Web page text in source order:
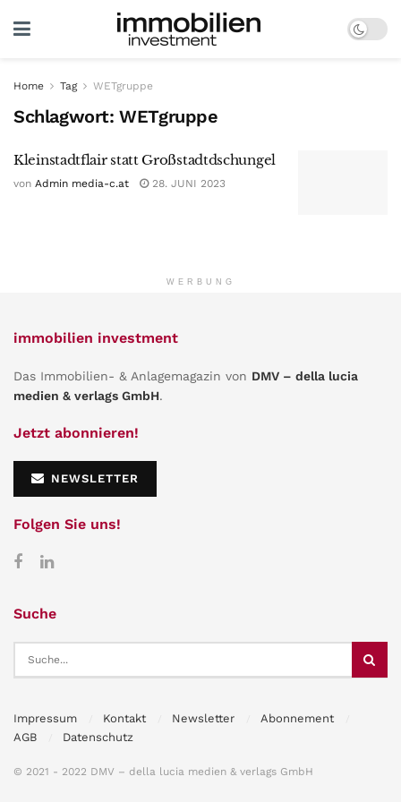
Home Tag WETgruppe
Schlagwort:WETgruppe
Kleinstadtflair statt Großstadtdschungel
von Admin media-c.at 28. JUNI 2023
WERBUNG
immobilien investment
Das Immobilien- & Anlagemagazin von DMV – della lucia
medien & verlags GmbH.
Jetzt abonnieren!
NEWSLETTER
Folgen Sie uns!
Suche
Impressum Kontakt Newsletter
Abonnement
AGB
Datenschutz
© 2021 - 2022 DMV – della lucia medien & verlags GmbH